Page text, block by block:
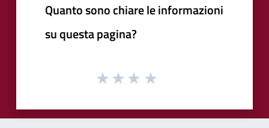
Quanto sono chiare le informazioni
su questa pagina?